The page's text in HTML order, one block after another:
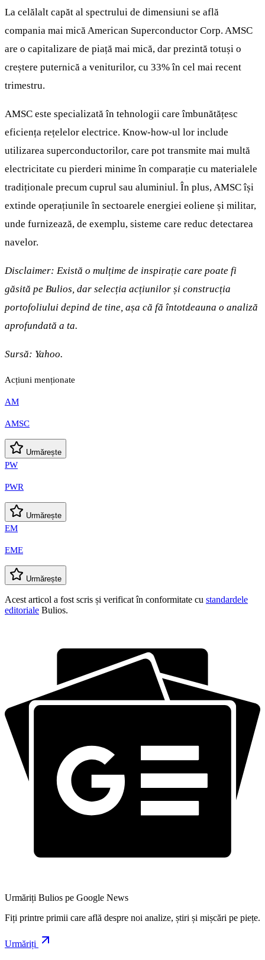
La celălalt capăt al spectrului de dimensiuni se află
compania mai mică American Superconductor Corp. AMSC
are o capitalizare de piață mai mică, dar prezintă totuși o
creștere puternică a veniturilor, cu 33% în cel mai recent
trimestru.
AMSC este specializată în tehnologii care îmbunătățesc
eficiența rețelelor electrice. Know-how-ul lor include
utilizarea superconductorilor, care pot transmite mai multă
electricitate cu pierderi minime în comparație cu materialele
tradiționale precum cuprul sau aluminiul. În plus, AMSC își
extinde operațiunile în sectoarele energiei eoliene și militar,
unde furnizează, de exemplu, sisteme care reduc detectarea
navelor.
Disclaimer: Există o mulțime de inspirație care poate fi
găsită pe Bulios, dar selecția acțiunilor și construcția
portofoliului depind de tine, așa că fă întotdeauna o analiză
aprofundată a ta.
Sursă: Yahoo.
Acțiuni menționate
AM
AMSC
Urmărește
PW
PWR
Urmărește
EM
EME
Urmărește
Acest articol a fost scris și verificat în conformitate cu standardele
editoriale Bulios.
Urmăriți Bulios pe Google News
Fiți printre primii care află despre noi analize, știri și mișcări pe piețe.
Urmăriți